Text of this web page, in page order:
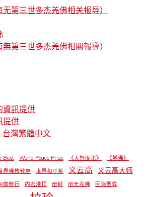
第三世多杰羌佛相关报导）
第三世多杰羌佛相關報導）
資訊提供
提供
灣繁體中文
Best World Peace Prize 《大智度论》
《学佛》
界佛教教皇 世界和平奖 义云高 义云高大师
做修行 内密灌顶 册封 南无羌佛 因海聖尊